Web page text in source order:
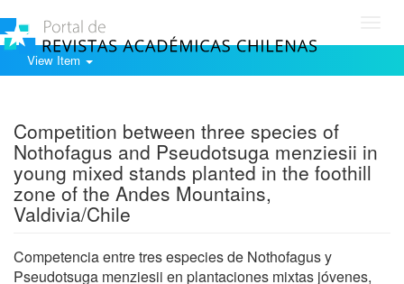
View Item
Competition between three species of
Nothofagus and Pseudotsuga menziesii in
young mixed stands planted in the foothill
zone of the Andes Mountains,
Valdivia/Chile
Competencia entre tres especies de Nothofagus y
Pseudotsuga menziesii en plantaciones mixtas jóvenes,